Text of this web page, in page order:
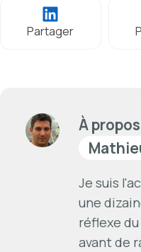
Partager
À
Je suis
une
réflexe
avant de